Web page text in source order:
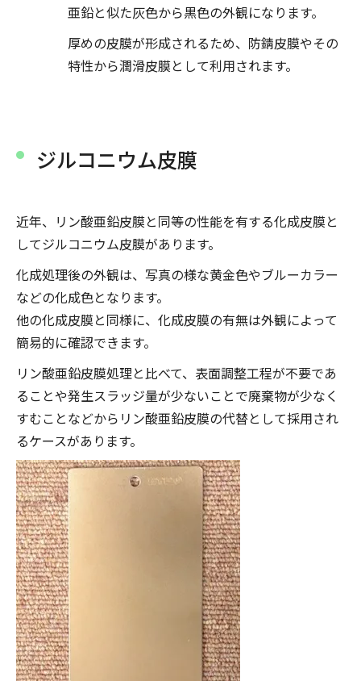
亜鉛と似た灰色から黒色の外観になります。
厚めの皮膜が形成されるため、防錆皮膜やその
特性から潤滑皮膜として利用されます。
ジルコニウム皮膜
近年、リン酸亜鉛皮膜と同等の性能を有する化成皮膜と
してジルコニウム皮膜があります。
化成処理後の外観は、写真の様な黄金色やブルーカラー
などの化成色となります。
他の化成皮膜と同様に、化成皮膜の有無は外観によって
簡易的に確認できます。
リン酸亜鉛皮膜処理と比べて、表面調整工程が不要であ
ることや発生スラッジ量が少ないことで廃棄物が少なく
すむことなどからリン酸亜鉛皮膜の代替として採用され
るケースがあります。